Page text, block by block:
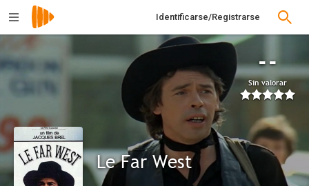
Identificarse/Registrarse
--
Sin valorar
Le Far West